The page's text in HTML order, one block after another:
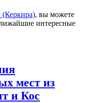
, вы можете
интересные
мест из
и Кос